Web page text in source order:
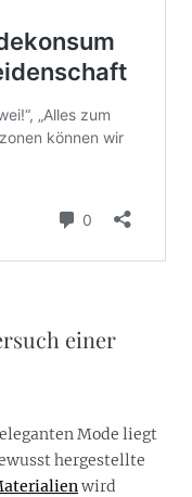
einer
Mode liegt
hergestellte
wird